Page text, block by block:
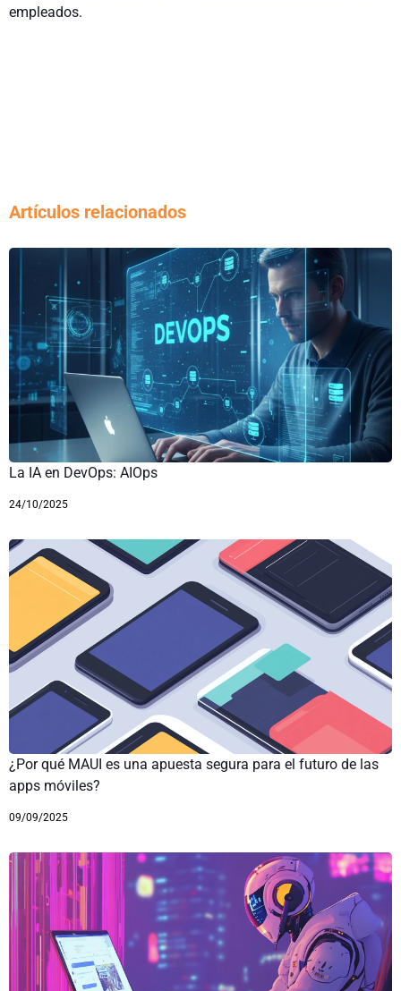
empleados.
Artículos relacionados
La IA en DevOps: AIOps
24/10/2025
¿Por qué MAUI es una apuesta segura para el futuro de las
apps móviles?
09/09/2025